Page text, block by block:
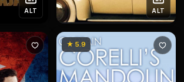
ALT ALT
★ 5.9